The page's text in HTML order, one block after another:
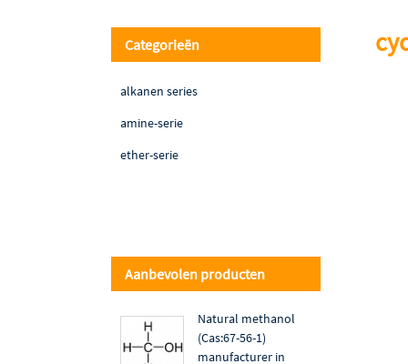
Categorieën
alkanen series
amine-serie
ether-serie
Aanbevolen producten
Natural methanol
(Cas:67-56-1)
manufacturer in